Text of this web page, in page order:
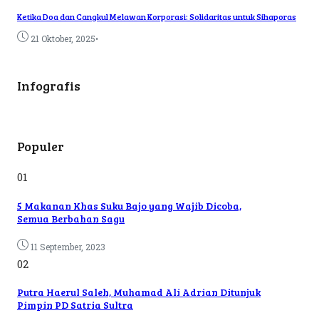
Ketika Doa dan Cangkul Melawan Korporasi: Solidaritas untuk Sihaporas
21 Oktober, 2025•
Infografis
Populer
01
5 Makanan Khas Suku Bajo yang Wajib Dicoba,
Semua Berbahan Sagu
11 September, 2023
02
Putra Haerul Saleh, Muhamad Ali Adrian Ditunjuk
Pimpin PD Satria Sultra